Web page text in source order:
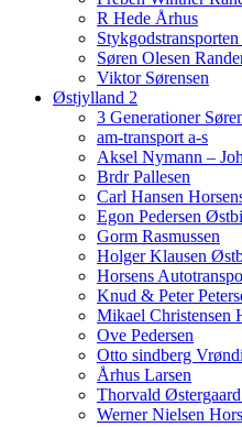
R Hede Århus
Søren Olesen
Viktor Sørensen
Østjylland 2
3 Generationer
am-transport a-s
Aksel Nymann –
Brdr Pallesen
Carl Hansen
Egon Pedersen
Gorm Rasmussen
Holger Klausen
Horsens
Knud & Peter
Mikael Christensen
Ove Pedersen
Otto sindberg
Århus Larsen
Thorvald
Werner Nielsen